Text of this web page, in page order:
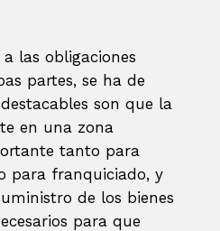
las obligaciones
partes, se ha de
son que la
en una zona
tanto para
para franquiciado, y
de los bienes
para que